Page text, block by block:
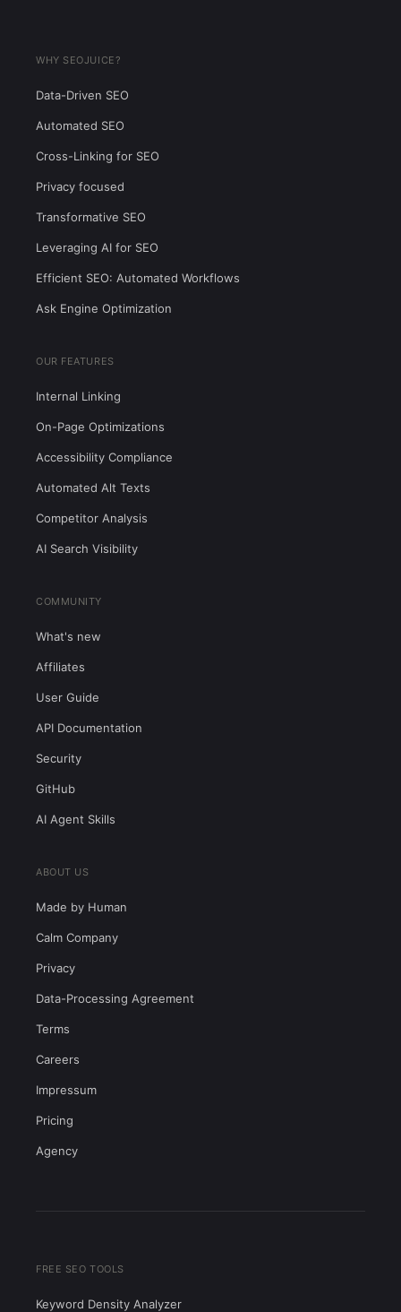
WHY SEOJUICE?
Data-Driven SEO
Automated SEO
Cross-Linking for SEO
Privacy focused
Transformative SEO
Leveraging AI for SEO
Efficient SEO: Automated Workflows
Ask Engine Optimization
OUR FEATURES
Internal Linking
On-Page Optimizations
Accessibility Compliance
Automated Alt Texts
Competitor Analysis
AI Search Visibility
COMMUNITY
What's new
Affiliates
User Guide
API Documentation
Security
GitHub
AI Agent Skills
ABOUT US
Made by Human
Calm Company
Privacy
Data-Processing Agreement
Terms
Careers
Impressum
Pricing
Agency
FREE SEO TOOLS
Keyword Density Analyzer